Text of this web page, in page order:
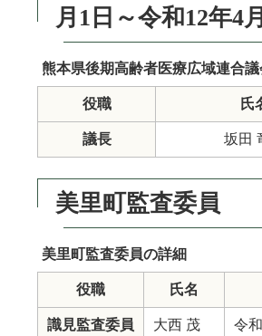
月1日～令和12年4
熊本県後期高齢者医療広域連合
役職 氏
議長 坂田
美里町監査委員
美里町監査委員の詳細
役職 氏名
識見監査委員 大西 茂 令